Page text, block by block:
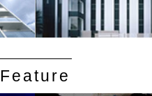
Feature